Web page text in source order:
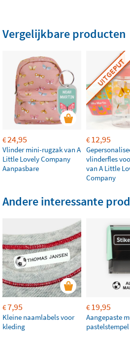
Vergelijkbare producten
€24,95
Vlinder mini-rugzak van A
Little Lovely Company
Aanpasbare
UITGEPUT
€12,95
vlinderfles
van A Little
Company
Andere interessante
€7,95
Kleine naamlabels voor
kleding
€19,95
Aangepaste
pastelstempel